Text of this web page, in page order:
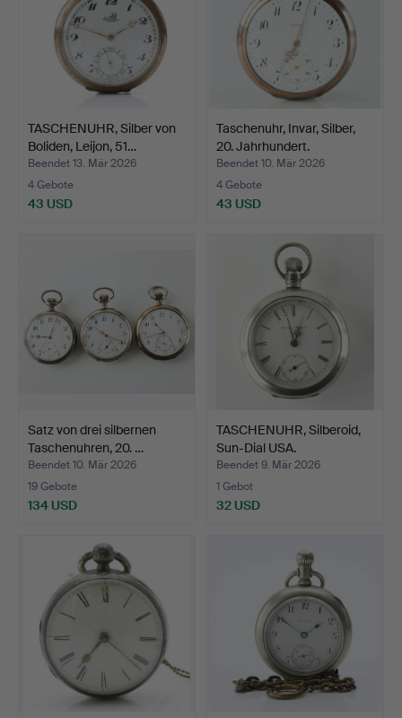
TASCHENUHR, Silber von
Boliden, Leijon, 51…
Beendet 13. Mär 2026
4 Gebote
43 USD
Taschenuhr, Invar, Silber,
20. Jahrhundert.
Beendet 10. Mär 2026
4 Gebote
43 USD
Satz von drei silbernen
Taschenuhren, 20. …
Beendet 10. Mär 2026
19 Gebote
134 USD
TASCHENUHR, Silberoid,
Sun-Dial USA.
Beendet 9. Mär 2026
1 Gebot
32 USD